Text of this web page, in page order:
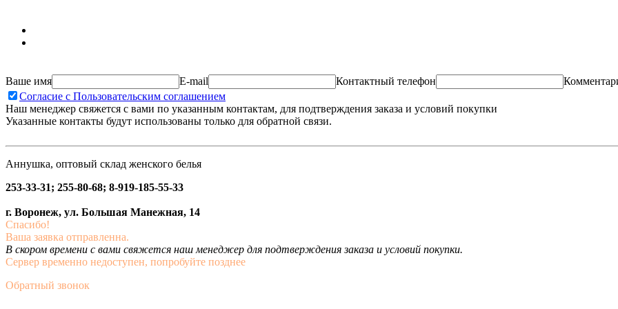
Ваше имя E-mail Контактный телефон
Согласие с Пользовательским соглашением
Наш менеджер свяжется с вами по указанным контактам, для подтверждения заказа и условий покупки
Указанные контакты будут использованы только для обратной связи.
Аннушка, оптовый склад женского белья
253-33-31; 255-80-68; 8-919-185-55-33
г. Воронеж, ул. Большая Манежная, 14
Спасибо!
Ваша заявка отправленна.
В скором времени с вами свяжется наш менеджер для подтверждения заказа и условий покупки.
Сервер временно недоступен, попробуйте позднее
Обратный звонок